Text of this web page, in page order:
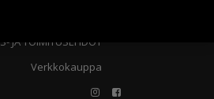
JA TOIMITUSEHDOT
Verkkokauppa